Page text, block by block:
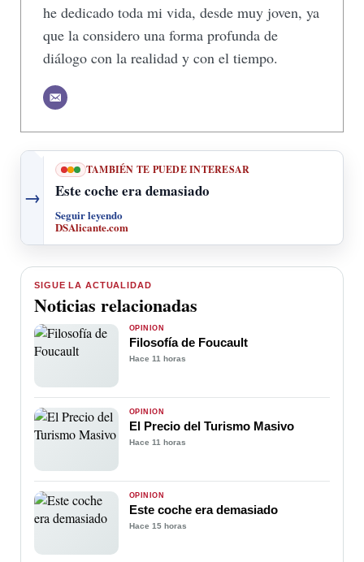
he dedicado toda mi vida, desde muy joven, ya
que la considero una forma profunda de
diálogo con la realidad y con el tiempo.
→
TAMBIÉN TE PUEDE INTERESAR
Este coche era demasiado
Seguir leyendo
DSAlicante.com
SIGUE LA ACTUALIDAD
Noticias relacionadas
OPINIÓN
Filosofía de Foucault
Hace 11 horas
OPINIÓN
El Precio del Turismo Masivo
Hace 11 horas
OPINIÓN
Este coche era demasiado
Hace 15 horas